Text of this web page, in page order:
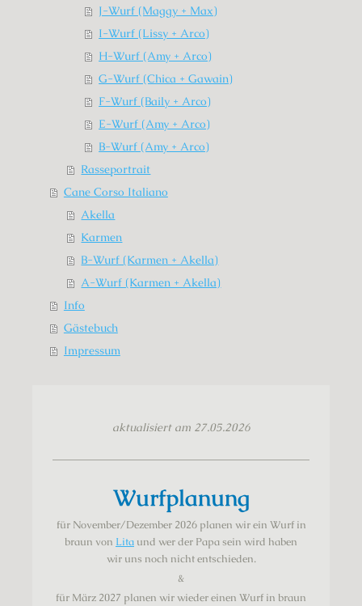
J-Wurf (Maggy + Max)
I-Wurf (Lissy + Arco)
H-Wurf (Amy + Arco)
G-Wurf (Chica + Gawain)
F-Wurf (Baily + Arco)
E-Wurf (Amy + Arco)
B-Wurf (Amy + Arco)
Rasseportrait
Cane Corso Italiano
Akella
Karmen
B-Wurf (Karmen + Akella)
A-Wurf (Karmen + Akella)
Info
Gästebuch
Impressum
aktualisiert am 27.05.2026
Wurfplanung
für November/Dezember 2026 planen wir ein Wurf in
braun von Lita und wer der Papa sein wird haben
wir uns noch nichtentschieden.
&
für März 2027 planen wir wieder einen Wurf in braun